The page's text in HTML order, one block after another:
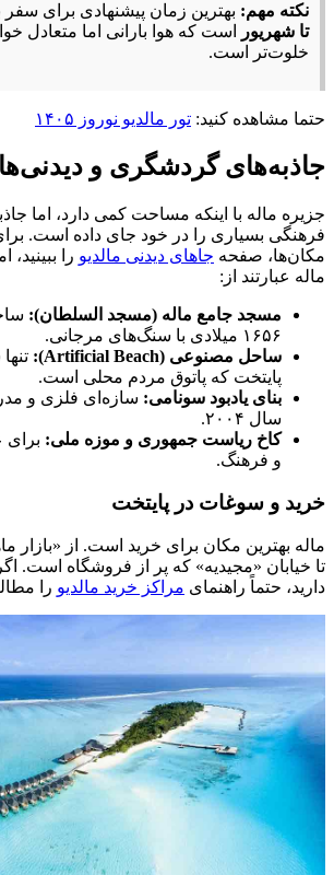
نکته مهم: بهترین زمان پیشنهادی برای سفر
تا شهریور
است که هوا بارانی اما متعادل
خلوت‌تر است.
حتما مشاهده کنید: تور مالدیو نوروز ۱۴۰۵
جاذبه‌های گردشگری و
جزیره ماله با اینکه مساحت کمی دارد، اما
فرهنگی بسیاری را در خود جای داده است. برای
مکان‌ها، صفحه جاهای دیدنی مالدیو را ببینید،
ماله عبارتند از:
مسجد جامع ماله (مسجد السلطان):
۱۶۵۶ میلادی با سنگ‌های مرجانی.
ساحل مصنوعی (Artificial Beach):
پایتخت که پاتوق مردم محلی است.
بنای یادبود سونامی: سازه‌ای فلزی و
سال ۲۰۰۴.
کاخ ریاست جمهوری و موزه ملی: برای
و فرهنگ.
خرید و سوغات در پایتخت
ماله بهترین مکان برای خرید است. از
تا خیابان «مجیدیه» که پر از فروشگاه است.
دارید، حتماً راهنمای مراکز خرید مالدیو را